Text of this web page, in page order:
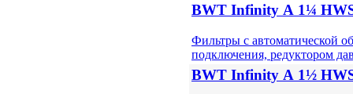
BWT Infinity А 1¼
Фильтры с автоматической
подключения, редуктором
BWT Infinity А 1½